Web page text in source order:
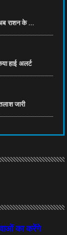
अब राशन के ...
हाई अलर्ट
जारी
में